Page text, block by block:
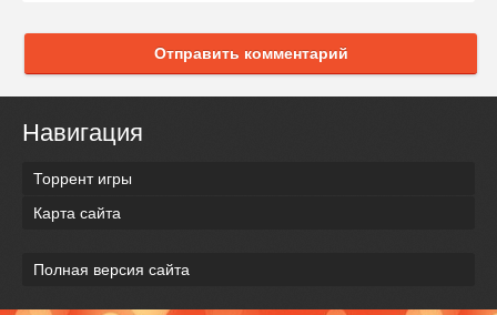
Отправить комментарий
Навигация
Торрент игры
Карта сайта
Полная версия сайта